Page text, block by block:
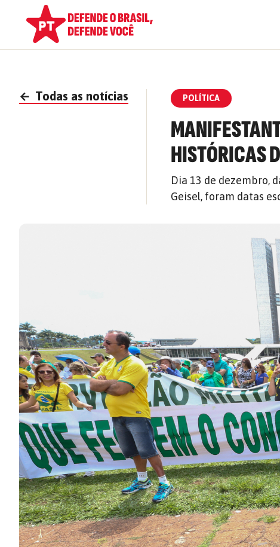
← Todas as notícias POLÍTICA
HISTÓRICAS
Dia 13 de dezembro,
Geisel, foram datas